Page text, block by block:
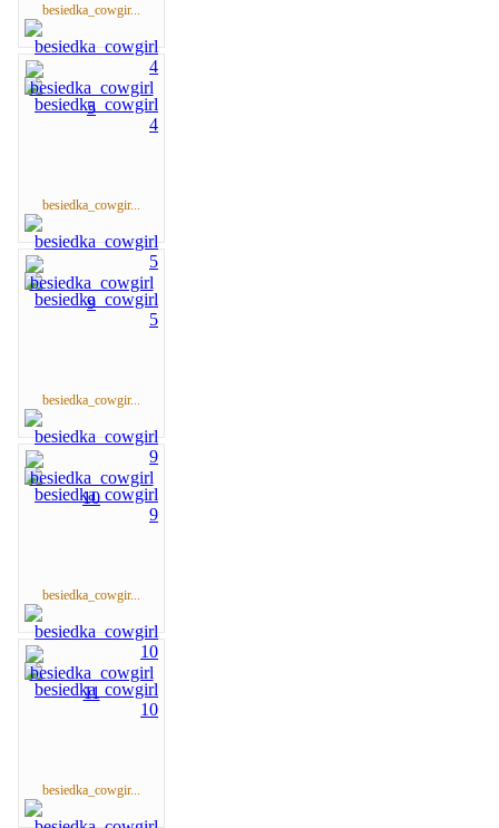
besiedka_cowgir...
besiedka_cowgir...
besiedka_cowgir...
besiedka_cowgir...
besiedka_cowgir...